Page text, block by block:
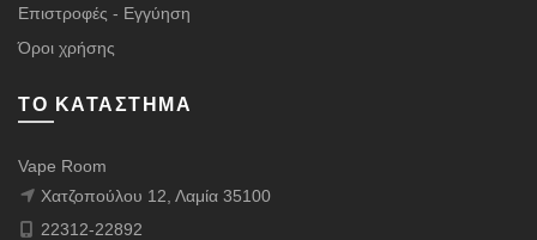
Επιστροφές - Εγγύηση
Όροι χρήσης
ΤΟ ΚΑΤΆΣΤΗΜΑ
Vape Room
Χατζοπούλου 12, Λαμία 35100
22312-22892